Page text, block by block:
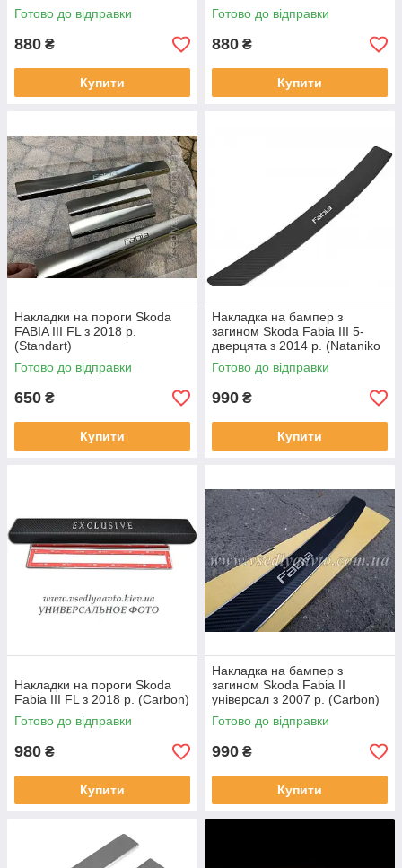
Готово до відправки
880 ₴
Купити
Готово до відправки
880 ₴
Купити
Накладки на пороги Skoda
FABIA III FL з 2018 р.
(Standart)
Готово до відправки
650 ₴
Купити
Накладка на бампер з
загином Skoda Fabia III 5-
дверцята з 2014 р. (Nataniko
Carbon)
Готово до відправки
990 ₴
Купити
Накладки на пороги Skoda
Fabia III FL з 2018 р. (Carbon)
Готово до відправки
980 ₴
Купити
Накладка на бампер з
загином Skoda Fabia II
універсал з 2007 р. (Carbon)
Готово до відправки
990 ₴
Купити